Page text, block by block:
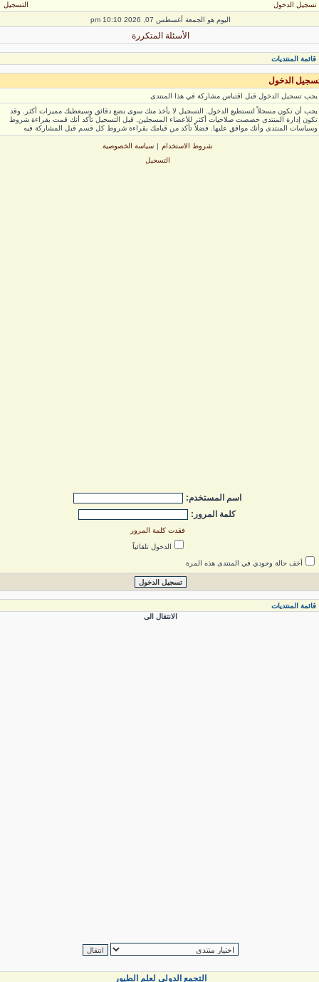
الدخول
التسجيل
اليوم هو الجمعة أغسطس 07, 2026 10:10 pm
الأسئلة المتكررة
المنتديات
الدخول
تسجيل الدخول قبل اقتباس مشاركة في هذا المنتدى
أن تكون مسجلاً لتستطيع الدخول. التسجيل لا يأخذ منك سوى بضع دقائق وسيعطيك مميزات أكثر. وقد
إدارة المنتدى خصصت صلاحيات أكثر للأعضاء المسجلين. قبل التسجيل تأكد أنك قمت بقراءة شروط
المنتدى وأنك موافق عليها. فضلاً تأكد من قيامك بقراءة شروط كل قسم قبل المشاركة فيه
شروط الاستخدام | سياسة الخصوصية
التسجيل
اسم المستخدم:
كلمة المرور:
فقدت كلمة المرور
الدخول تلقائياً
أخف حالة وجودي في المنتدى هذه المرة
المنتديات
الانتقال الى
التجمع الدولي لعلم الطيور